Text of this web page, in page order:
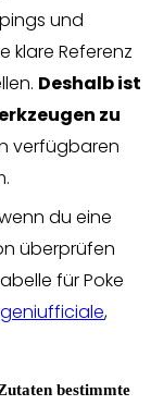
und
klare Referenz
Deshalb ist
zu
verfügbaren
du eine
überprüfen
für Poke
,
bestimmte